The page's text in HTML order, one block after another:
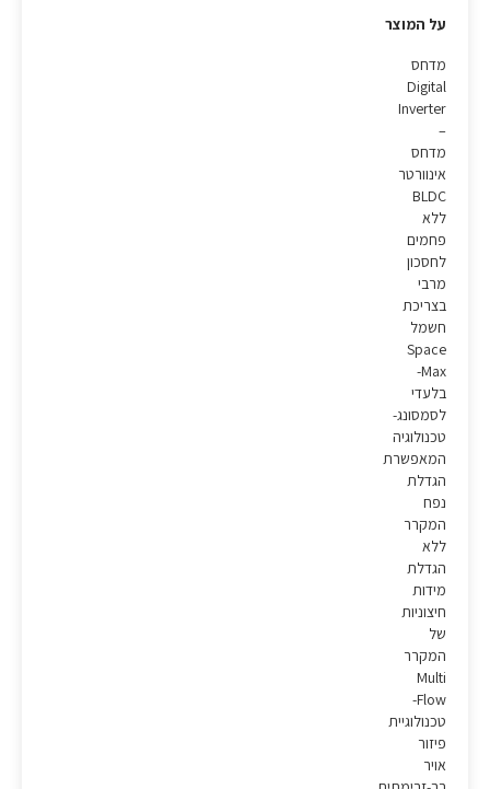
על המוצר
מדחס
Digital
Inverter
–
מדחס
אינוורטר
BLDC
ללא
פחמים
לחסכון
מרבי
בצריכת
חשמל
Space
Max-
בלעדי
לסמסונג-
טכנולוגיה
המאפשרת
הגדלת
נפח
המקרר
ללא
הגדלת
מידות
חיצוניות
של
המקרר
Multi
Flow-
טכנולוגיית
פיזור
אויר